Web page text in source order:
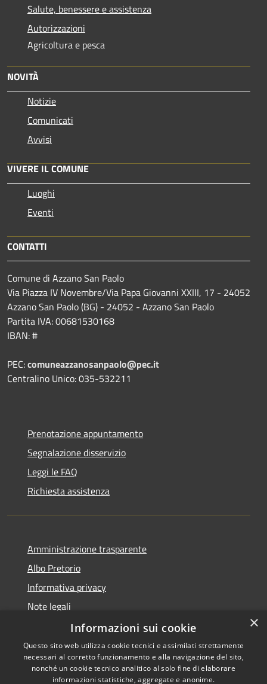
Salute, benessere e assistenza
Autorizzazioni
Agricoltura e pesca
NOVITÀ
Notizie
Comunicati
Avvisi
VIVERE IL COMUNE
Luoghi
Eventi
CONTATTI
Comune di Azzano San Paolo
Via Piazza IV Novembre/Via Papa Giovanni XXIII, 17 - 24052
Azzano San Paolo (BG) - 24052 - Azzano San Paolo
Partita IVA: 00681530168
IBAN: #
PEC:comuneazzanosanpaolo@pec.it
Centralino Unico: 035-532211
Prenotazione appuntamento
Segnalazione disservizio
Leggi le FAQ
Richiesta assistenza
Amministrazione trasparente
Albo Pretorio
Informativa privacy
Note legali
Dichiarazione di accessibilità
×
Informazioni sui cookie
Questo sito web utilizza cookie tecnici e assimilati strettamente
necessari al corretto funzionamento e alla navigazione del sito,
nonché un cookie tecnico analitico al solo fine di elaborare
informazioni statistiche, aggregate e anonime.